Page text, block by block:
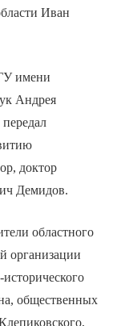
Иван
имени
Андрея
доктор
Демидов.
областного
организации
общественных